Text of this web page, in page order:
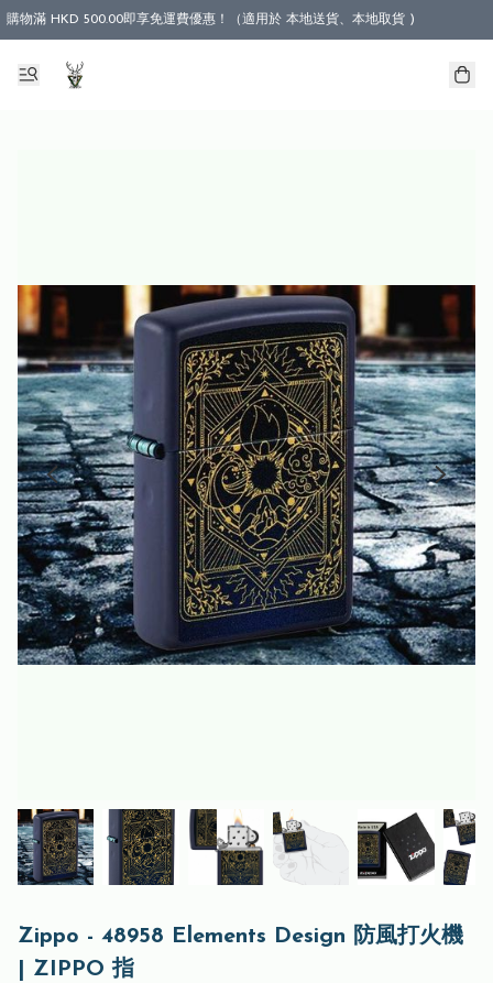
購物滿 HKD 500.00即享免運費優惠！（適用於 本地送貨、本地取貨 )
Zippo - 48958 Elements Design 防風打火機
| ZIPPO 指